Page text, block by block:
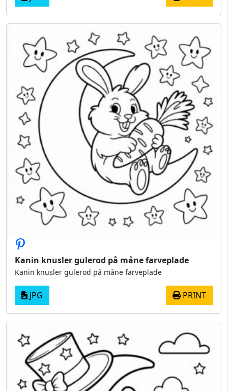
Kanin knusler gulerod på måne farveplade
Kanin knusler gulerod på måne farveplade
JPG PRINT